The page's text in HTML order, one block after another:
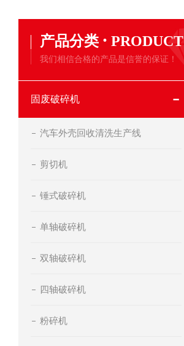
产品分类 · PRODUCT
我们相信合格的产品是信誉的保证！
固废破碎机
汽车外壳回收清洗生产线
剪切机
锤式破碎机
单轴破碎机
双轴破碎机
四轴破碎机
粉碎机